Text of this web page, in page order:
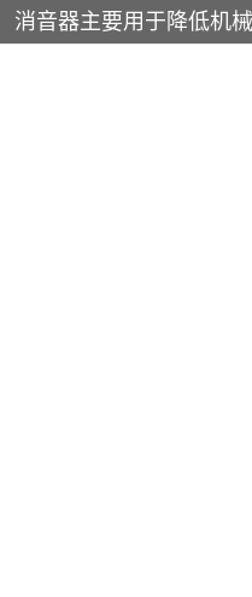
消音器主要用于降低机